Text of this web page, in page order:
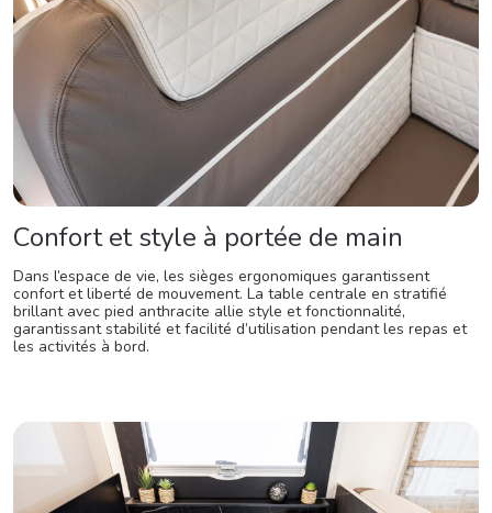
Confort et style à portée de main
Dans l’espace de vie, les sièges ergonomiques garantissent
confort et liberté de mouvement. La table centrale en stratifié
brillant avec pied anthracite allie style et fonctionnalité,
garantissant stabilité et facilité d’utilisation pendant les repas et
les activités à bord.